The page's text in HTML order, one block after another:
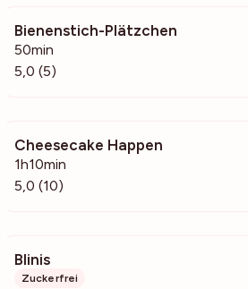
Bienenstich-Plätzchen
50min
5,0 (5)
Cheesecake Happen
1h10min
5,0 (10)
Blinis
Zuckerfrei